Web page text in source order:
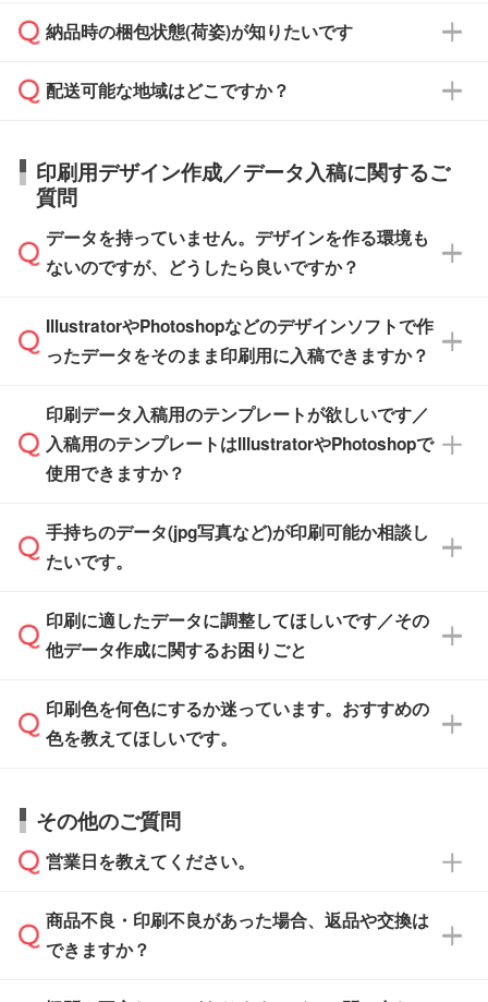
ご希望の際は担当スタッフまでお気軽にご相談
ください。
ご入金確認後、1～2営業日で出荷いたしま
タッフまでお問い合わせください。
ル」に注文予定日をご入力いただくと、おおよ
その締切日や出荷目安をご確認いただけます。
品が決まりましたらお早めのご発注をお願いい
たします。
※土日祝日を除く営業日換算です。
※沖縄・離島は追加日数がかかります。
い。
応が可能かご案内いたします。
す。>>対象商品はこちら
※最短出荷日は商品によって異なります。各商
品ページにてご確認ください
ご入金確認後に在庫を確保し、注文確定のご連
はできかねますので予めご了承ください。
納品時の梱包状態(荷姿)が知りたいです
商品によって異なります。各ページにある商品
す。(白箱、化粧箱、ブリスターパックなど)
【袋入り】 商品がひとつずつ袋に入っていま
す。(透明袋、デザイン袋など)
【個包装なし】 個包装がされていない状態で
※化粧箱から白箱への入れ替えや、オリジナル
箱の作成は原則承っておりません。
配送可能な地域はどこですか？
日本全国へお届けが可能です。なお、海外への
直接納品は行っておりませんので予めご了承く
ださい。
印刷用デザイン作成／データ入稿に関するご
質問
データを持っていません。デザインを作る環境も
ないのですが、どうしたら良いですか？
無料の「デザインシミュレーター」を使えば、
PCやスマホから簡単にデザインを作成できま
ザインソフトがなくても安心です。
また、「データ作成サービス
せいただければ、弊社にて無料でデザインデー
タを1点作成いたします。
IllustratorやPhotoshopなどのデザインソフトで作
ったデータをそのまま印刷用に入稿できますか？
IllustratorやPhotoshop、CLIP STUDIOなどのデ
ザインソフトでこだわりのデザインを作成した
い方は、完全データ入稿
積・ご注文フォームにアップロードしてご入稿
ください。
ご入稿後は経験豊富なスタッフがデータに不備
がないかチェックし、お客様と確認してから印
刷に進みますので、ご安心ください。
印刷データ入稿用のテンプレートが欲しいです／
入稿用のテンプレートはIllustratorやPhotoshopで
使用できますか？
一部商品は入稿用テンプレートのご用意があり
ます。各商品ページの『印刷方法・テンプレー
入稿用のテンプレートはPDF形式ですが、
IllustratorやPhotoshopで開いてご利用いただけ
方」をご確認ください。
手持ちのデータ(jpg写真など)が印刷可能か相談し
たいです。
印刷に適したデータ・解像度かどうか、担当ス
タッフが事前に確認いたします。
ムへ添付いただくか、担当スタッフ宛にメール
でお送りください。
い合わせください。
なお、印刷用データの作り方に関する詳細は、
印刷に適したデータに調整してほしいです／その
他データ作成に関するお困りごと
データ作成でお困りの際には、担当スタッフが
サポートいたしますのでお気軽にご相談くださ
から添付してお送りください。
しい
解像度の低い画像や、手書きのイラスト、写真
などを、印刷に適したベクターデータに変換し
印刷色を何色にするか迷っています。おすすめの
色を教えてほしいです。
お見積・ご注文・
相談いただきますと、担当スタッフがお客様の
ご希望や商品の本体色を確認し、印刷色をご提
本体色がブラック、ネイビーなど濃色の場合は
白色か淡い色の印刷色をおすすめしておりま
本体色がナチュラルなど淡色の場合、印刷をく
その他のご質問
営業日を教えてください。
営業日は平日の10:00～18:00で、土日祝日はお
休みとなります。注文・見積・お問い合わせ
商品不良・印刷不良があった場合、返品や交換は
できますか？